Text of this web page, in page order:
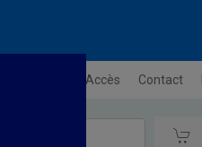
Plan / Accès Contact